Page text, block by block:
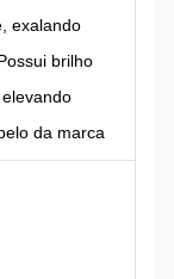
exalando
brilho
da marca